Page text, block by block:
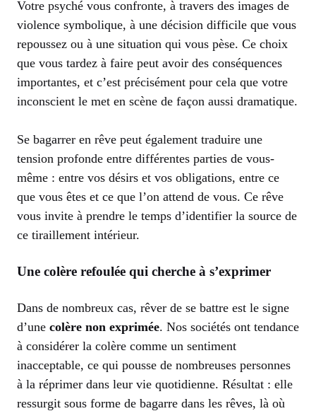
Votre psyché vous confronte, à travers des images de
violence symbolique, à une décision difficile que vous
repoussez ou à une situation qui vous pèse. Ce choix
que vous tardez à faire peut avoir des conséquences
importantes, et c’est précisément pour cela que votre
inconscient le met en scène de façon aussi dramatique.
Se bagarrer en rêve peut également traduire une
tension profonde entre différentes parties de vous-
même : entre vos désirs et vos obligations, entre ce
que vous êtes et ce que l’on attend de vous. Ce rêve
vous invite à prendre le temps d’identifier la source de
ce tiraillement intérieur.
Une colère refoulée qui cherche à s’exprimer
Dans de nombreux cas, rêver de se battre est le signe
d’une colère non exprimée. Nos sociétés ont tendance
à considérer la colère comme un sentiment
inacceptable, ce qui pousse de nombreuses personnes
à la réprimer dans leur vie quotidienne. Résultat : elle
ressurgit sous forme de bagarre dans les rêves, là où